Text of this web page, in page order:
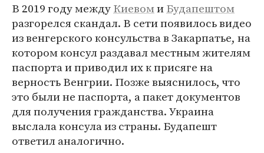
В 2019 году междуКиевомиБудапештом
разгорелся скандал. В сети появилось видео
из венгерского консульства в Закарпатье, на
котором консул раздавал местным жителям
паспорта и приводил их к присяге на
верность Венгрии. Позже выяснилось, что
это были не паспорта, а пакет документов
для получения гражданства. Украина
выслала консула из страны. Будапешт
ответил аналогично.